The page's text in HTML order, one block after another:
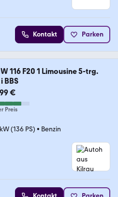
Kontakt Parken
116 F20 1 Limousine 5-trg.
BBS
€
Preis
(136 PS) • Benzin